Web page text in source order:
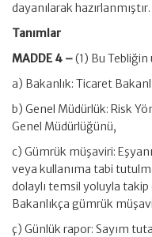
dayanılarak hazırlanmıştır.
Tanımlar
MADDE 4 –(1) Bu
a) Bakanlık: Ticaret
b) Genel Müdürlük: Risk
Genel Müdürlüğünü,
c) Gümrük müşaviri:
veya kullanıma tabi
dolaylı temsil yoluyla
Bakanlıkça gümrük
ç) Günlük rapor: Sayım